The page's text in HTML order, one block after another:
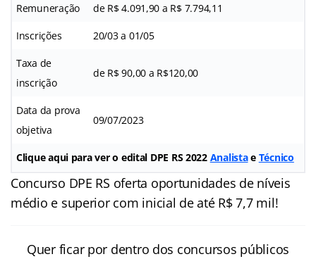
Remuneração de R$ 4.091,90 a R$ 7.794,11
Inscrições 20/03 a 01/05
Taxa de
inscrição
de R$ 90,00 a R$120,00
Data da prova
objetiva
09/07/2023
Clique aqui para ver o edital DPE RS 2022 Analistae Técnico
Concurso DPE RS oferta oportunidades de níveis
médio e superior com inicial de até R$ 7,7 mil!
Quer ficar por dentro dos concursos públicos